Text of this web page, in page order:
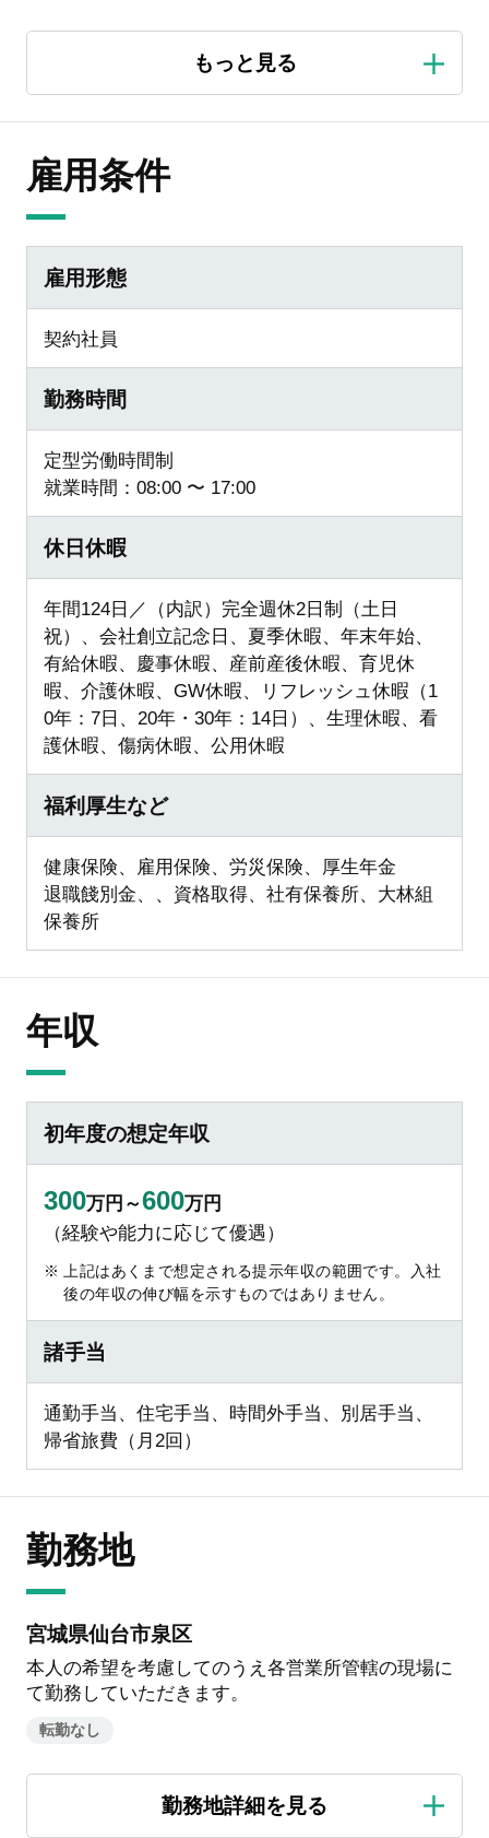
雇用条件
雇用形態
契約社員
勤務時間
定型労働時間制
就業時間：08:00 〜 17:00
休日休暇
年間124日／（内訳）完全週休2日制（土日
祝）、会社創立記念日、夏季休暇、年末年始、
有給休暇、慶事休暇、産前産後休暇、育児休
暇、介護休暇、GW休暇、リフレッシュ休暇（1
0年：7日、20年・30年：14日）、生理休暇、看
護休暇、傷病休暇、公用休暇
福利厚生など
健康保険、雇用保険、労災保険、厚生年金
退職餞別金、、資格取得、社有保養所、大林組
保養所
年収
初年度の想定年収
300万円～600万円
（経験や能力に応じて優遇）
上記はあくまで想定される提示年収の範囲です。入社
後の年収の伸び幅を示すものではありません。
諸手当
通勤手当、住宅手当、時間外手当、別居手当、
帰省旅費（月2回）
勤務地
宮城県仙台市泉区
本人の希望を考慮してのうえ各営業所管轄の現場に
て勤務していただきます。
転勤なし